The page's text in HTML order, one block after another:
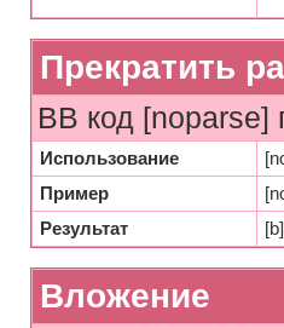
Прекратить
BB код [noparse]
Использование
Пример
Результат
Вложение